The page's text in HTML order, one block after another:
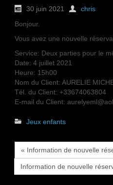
30 juin 2021
chris
Bonjour.
Vous avez une nouvelle
Service: Deux parties pour le
Date: 4 juillet 2021
Heure: 15h00
Nom du Client: AURELIE
Tél. du Client: +33674063804
E-mail du Client:
Jeux enfants
« Information de nouvelle
Information de nouvelle